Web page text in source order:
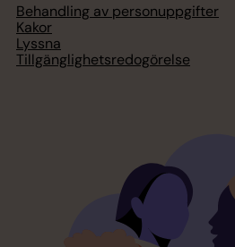
Behandling av personuppgifter
Kakor
Lyssna
Tillgänglighetsredogörelse